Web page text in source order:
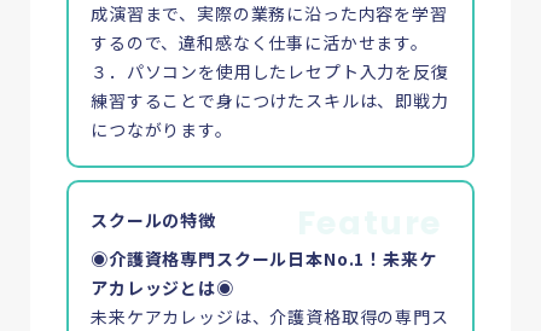
フクシカサーチとは
介護資格の基礎知識
お知らせ・コラム
News お知らせ
Information インフォメーション
成演習まで、実際の業務に沿った内容を学習
するので、違和感なく仕事に活かせます。
３．パソコンを使用したレセプト入力を反復
練習することで身につけたスキルは、即戦力
につながります。
スクールの特徴
◉介護資格専門スクール日本No.1！未来ケ
アカレッジとは◉
未来ケアカレッジは、介護資格取得の専門ス